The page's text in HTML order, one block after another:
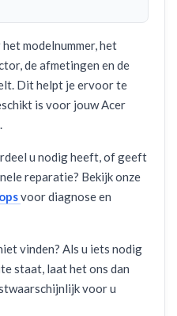
modelnummer, het
de afmetingen en de
Dit helpt je ervoor te
is voor jouw Acer
u nodig heeft, of geeft
reparatie? Bekijk onze
voor diagnose en
vinden? Als u iets nodig
staat, laat het ons dan
voor u